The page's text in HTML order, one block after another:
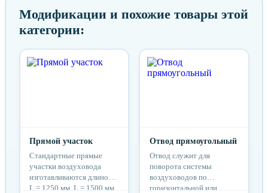
Модификации и похожие товары этой
категории:
Прямой участок
Стандартные прямые
участки воздуховода
изготавливаются длиной
L = 1250 мм, L = 1500 мм.
Отвод прямоугольный
Отвод служит для
поворота системы
воздуховодов по
горизонтальной или